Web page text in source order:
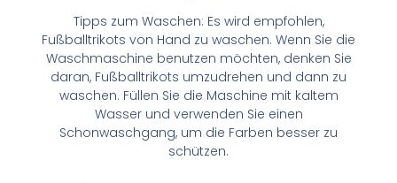
Tipps zum Waschen: Es wird empfohlen,
Fußballtrikots von Hand zu waschen. Wenn Sie die
Waschmaschine benutzen möchten, denken Sie
daran, Fußballtrikots umzudrehen und dann zu
waschen. Füllen Sie die Maschine mit kaltem
Wasser und verwenden Sie einen
Schonwaschgang, um die Farben besser zu
schützen.